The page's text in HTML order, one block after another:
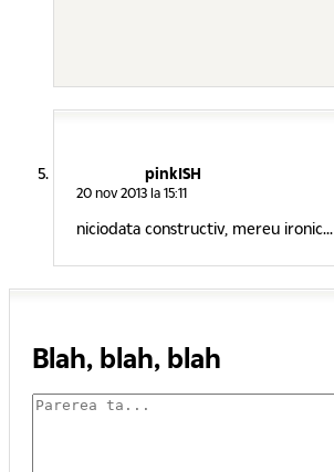
pinkISH
20 nov 2013 la 15:11
niciodata constructiv, mereu ironic...
Blah, blah, blah